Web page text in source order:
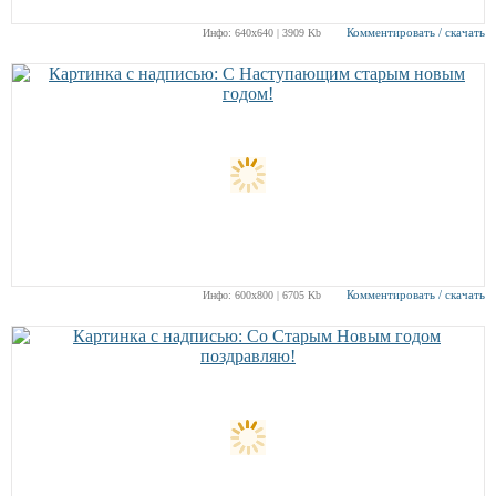
Инфо: 640х640 | 3909 Kb Комментировать / скачать
Инфо: 600х800 | 6705 Kb Комментировать / скачать